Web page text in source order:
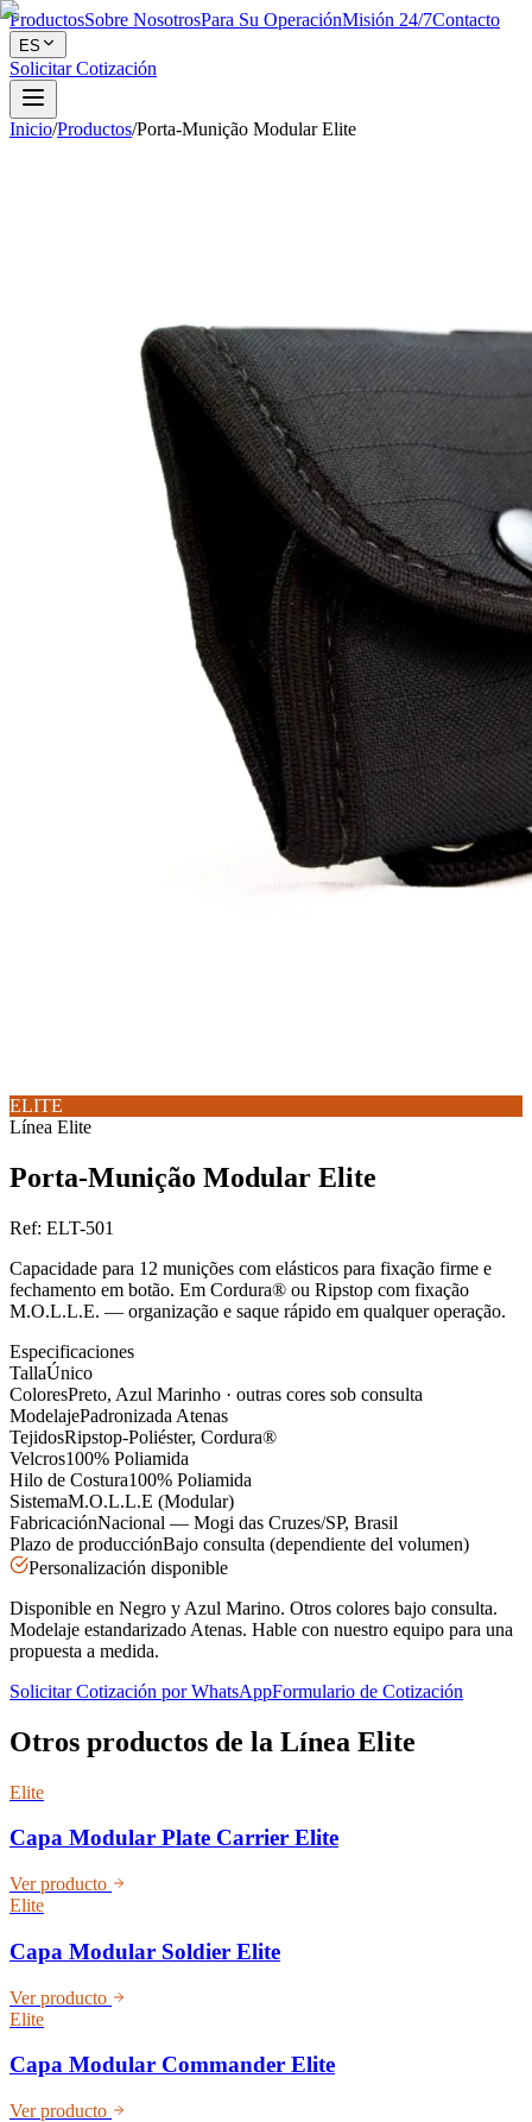
ProductosSobre NosotrosPara Su OperaciónMisión 24/7Contacto
ES
Solicitar Cotización
Inicio/Productos/Porta-Munição Modular Elite
ELITE
Línea Elite
Porta-Munição Modular Elite
Ref: ELT-501
Capacidade para 12 munições com elásticos para fixação firme e
fechamento em botão. Em Cordura® ou Ripstop com fixação
M.O.L.L.E. — organização e saque rápido em qualquer operação.
Especificaciones
TallaÚnico
ColoresPreto, Azul Marinho · outras cores sob consulta
ModelajePadronizada Atenas
TejidosRipstop-Poliéster, Cordura®
Velcros100% Poliamida
Hilo de Costura100% Poliamida
SistemaM.O.L.L.E (Modular)
FabricaciónNacional — Mogi das Cruzes/SP, Brasil
Plazo de producciónBajo consulta (dependiente del volumen)
Personalización disponible
Disponible en Negro y Azul Marino. Otros colores bajo consulta.
Modelaje estandarizado Atenas. Hable con nuestro equipo para una
propuesta a medida.
Solicitar Cotización por WhatsAppFormulario de Cotización
Otros productos de la Línea Elite
Elite
Capa Modular Plate Carrier Elite
Ver producto
Elite
Capa Modular Soldier Elite
Ver producto
Elite
Capa Modular Commander Elite
Ver producto